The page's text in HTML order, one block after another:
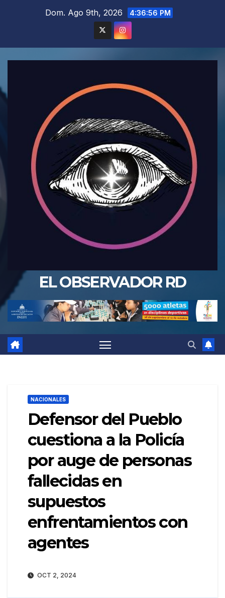
Dom. Ago 9th, 2026 4:36:57 PM
EL OBSERVADOR RD
NACIONALES
Defensor del Pueblo
cuestiona a la Policía
por auge de personas
fallecidas en
supuestos
enfrentamientos con
agentes
OCT 2, 2024